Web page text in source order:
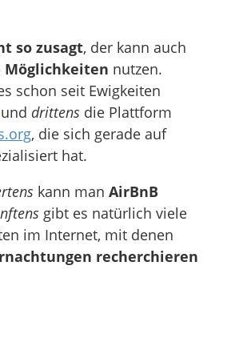
so zusagt, der kann auch
Möglichkeiten nutzen.
schon seit Ewigkeiten
und drittens die Plattform
, die sich gerade auf
hat.
kann man AirBnB
gibt es natürlich viele
im Internet, mit denen
recherchieren